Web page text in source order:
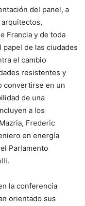
del panel, a
Francia y de toda
de las ciudades
el cambio
resistentes y
convertirse en un
de una
a los
Frederic
en energía
Parlamento
la conferencia
orientado sus